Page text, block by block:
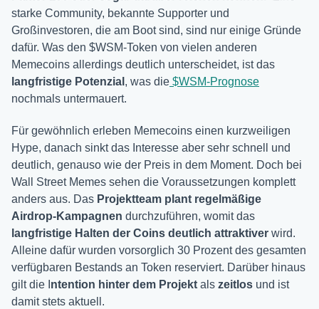
starke Community, bekannte Supporter und
Großinvestoren, die am Boot sind, sind nur einige Gründe
dafür. Was den $WSM-Token von vielen anderen
Memecoins allerdings deutlich unterscheidet, ist das
langfristige Potenzial , was die $WSM-Prognose
nochmals untermauert.
Für gewöhnlich erleben Memecoins einen kurzweiligen
Hype, danach sinkt das Interesse aber sehr schnell und
deutlich, genauso wie der Preis in dem Moment. Doch bei
Wall Street Memes sehen die Voraussetzungen komplett
anders aus. Das Projektteam plant regelmäßige
Airdrop-Kampagnen durchzuführen, womit das
langfristige Halten der Coins deutlich attraktiver wird.
Alleine dafür wurden vorsorglich 30 Prozent des gesamten
verfügbaren Bestands an Token reserviert. Darüber hinaus
gilt die I ntention hinter dem Projekt als zeitlos und ist
damit stets aktuell.